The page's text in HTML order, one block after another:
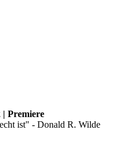
| Premiere
ist" - Donald R. Wilde